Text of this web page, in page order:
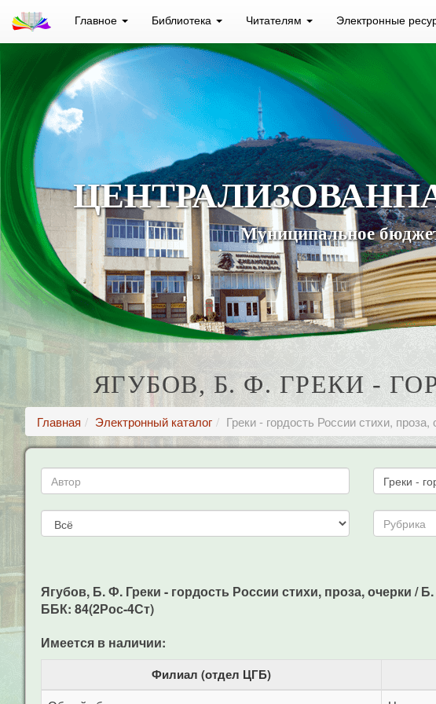
Главное Библиотека Читателям Электронные
Муниципальное
ЯГУБОВ, Б. Ф. ГРЕКИ -
Главная Электронный каталог Греки - гордость России стихи, проза,
Ягубов, Б. Ф. Греки - гордость России стихи, проза, очерки /
ББК: 84(2Рос-4Ст)
Имеется в наличии:
Филиал (отдел ЦГБ)